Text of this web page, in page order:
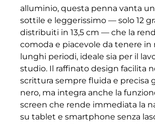
alluminio, questa penna vanta
sottile e leggerissimo — solo 12
distribuiti in 13,5 cm — che la
comoda e piacevole da tenere in
lunghi periodi, ideale sia per il
studio. Il raffinato design facilita
scrittura sempre fluida e precisa
nero, ma integra anche la
screen che rende immediata la
su tablet e smartphone senza